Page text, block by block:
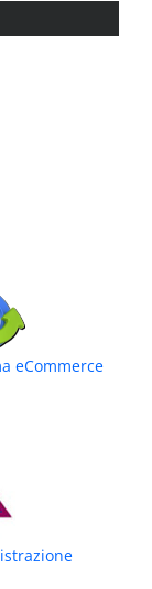
eCommerce